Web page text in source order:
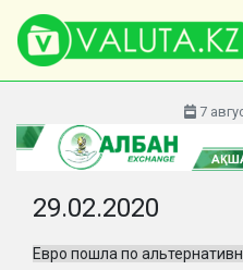
7
29.02.2020
Евро пошла по